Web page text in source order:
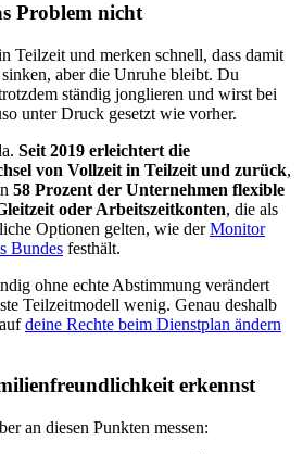
Problem nicht
Teilzeit und merken schnell, dass damit
aber die Unruhe bleibt. Du
ständig jonglieren und wirst bei
unter Druck gesetzt wie vorher.
Seit 2019 erleichtert die
von Vollzeit in Teilzeit und zurück,
58 Prozent der Unternehmen flexible
oder Arbeitszeitkonten, die als
Optionen gelten, wie derMonitor
Bundes festhält.
ohne echte Abstimmung verändert
Teilzeitmodell wenig. Genau deshalb
deine Rechte beim Dienstplan ändern
erkennst
an diesen Punkten messen: